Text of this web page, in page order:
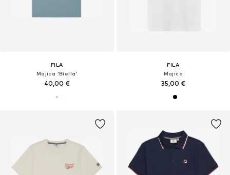
FILA
Majica 'Biella'
40,00 €
FILA
Majica
35,00 €